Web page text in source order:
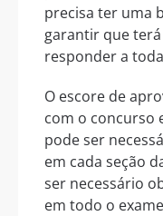
precisa ter uma
garantir que
responder a
O escore de
com o concurso
pode ser
em cada seção
ser necessário
em todo o